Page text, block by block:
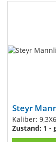
Steyr
Kaliber:
Zustand: 1 -